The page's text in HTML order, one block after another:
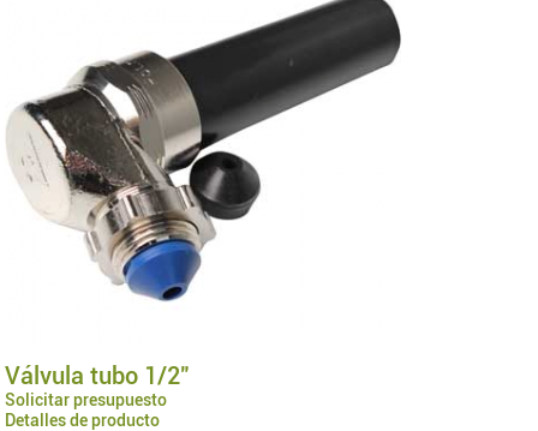
Válvula tubo 1/2"
Solicitar presupuesto
Detalles de producto